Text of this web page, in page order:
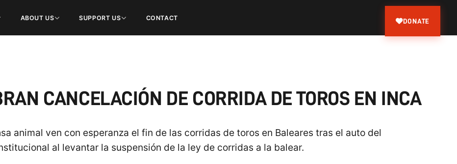
ABOUT US SUPPORT US CONTACT DONATE
CANCELACIÓN DE CORRIDA DE TOROS EN INCA
animal ven con esperanza el fin de las corridas de toros en Baleares tras el auto del
al levantar la suspensión de la ley de corridas a la balear.